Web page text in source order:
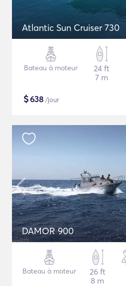
Atlantic Sun Cruiser 730
Bateau à moteur
24 ft
7 m
$638 /jour
DAMOR 900
Bateau à moteur
26 ft
8 m